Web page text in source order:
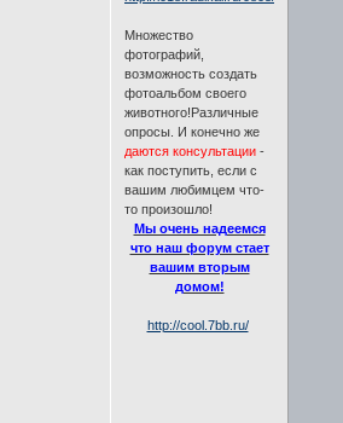
Множество
фотографий,
возможность создать
фотоальбом своего
животного!Различные
опросы. И конечно же
даются консультации -
как поступить, если с
вашим любимцем что-
то произошло!
Мы очень надеемся
что наш форум стает
вашим вторым
домом!
http://cool.7bb.ru/